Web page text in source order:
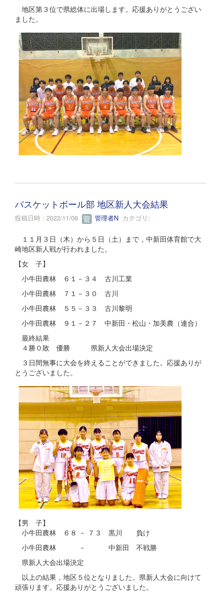
地区第３位で県総体に出場します。応援ありがとうござい
ました。
バスケットボール部 地区新人大会結果
投稿日時 : 2022/11/09 管理者N カテゴリ:
１１月３日（木）から５日（土）まで，中新田体育館で大
崎地区新人戦が行われました。
【女 子】
小牛田農林 ６１－３４ 古川工業
小牛田農林 ７１－３０ 古川
小牛田農林 ５５－３３ 古川黎明
小牛田農林 ９１－２７ 中新田・松山・加美農（連合）
最終結果
４勝０敗 優勝 県新人大会出場決定
３日間無事に大会を終えることができました。応援ありが
とうございました。
【男 子】
小牛田農林 ６８ － ７３ 黒川 負け
小牛田農林 － 中新田 不戦勝
県新人大会出場決定
以上の結果，地区５位となりました。県新人大会に向けて
頑張ります。応援ありがとうございました。